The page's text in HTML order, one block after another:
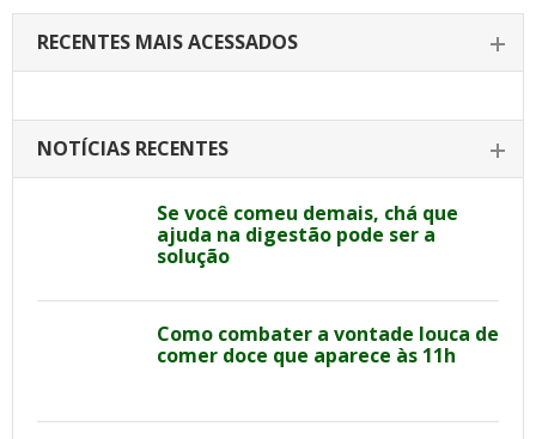
RECENTES MAIS ACESSADOS
NOTÍCIAS RECENTES
Se você comeu demais, chá que
ajuda na digestão pode ser a
solução
Como combater a vontade louca de
comer doce que aparece às 11h